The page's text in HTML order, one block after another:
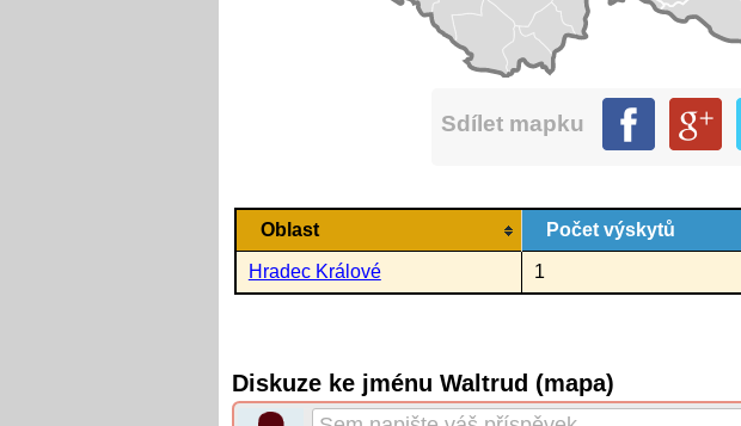
Sdílet mapku
Oblast Počet výskytů
Hradec Králové 1
Diskuze ke jménu Waltrud (mapa)